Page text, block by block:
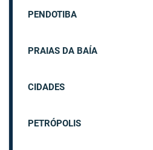
PENDOTIBA
PRAIAS DA BAÍA
CIDADES
PETRÓPOLIS